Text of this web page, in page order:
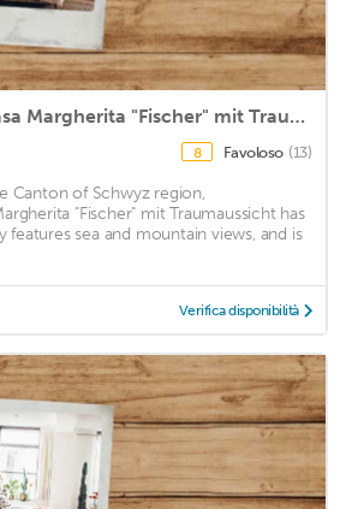
Ferienwohnung Casa Margherita "Fischer" mit Traumaussicht
8 Favoloso (13)
Canton of Schwyz region,
"Fischer" mit Traumaussicht has
features sea and mountain views, and is
Verifica disponibilità